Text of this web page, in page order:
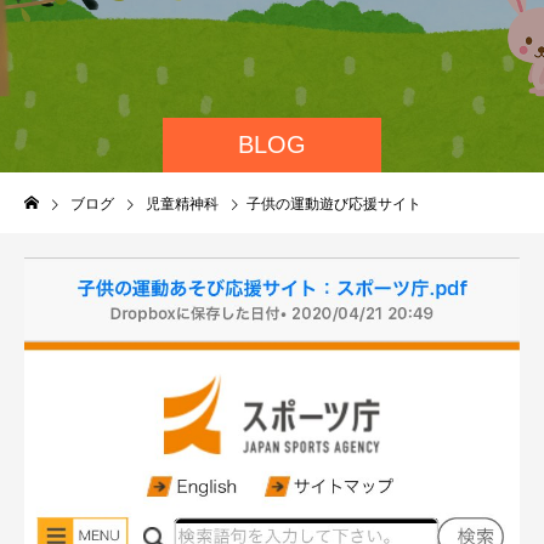
BLOG
ブログ 児童精神科 子供の運動遊び応援サイト